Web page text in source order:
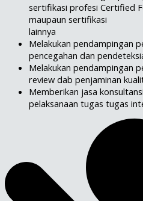
sertifikasi profesi Certified
maupaun sertifikasi
lainnya
Melakukan pendampingan
pencegahan dan
Melakukan pendampingan
review dab penjaminan
Memberikan jasa
pelaksanaan tugas tugas